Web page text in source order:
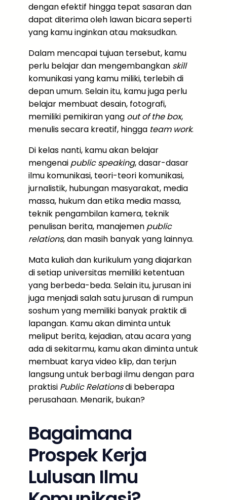
dengan efektif hingga tepat sasaran dan
dapat diterima oleh lawan bicara seperti
yang kamu inginkan atau maksudkan.
Dalam mencapai tujuan tersebut, kamu
perlu belajar dan mengembangkan skill
komunikasi yang kamu miliki, terlebih di
depan umum. Selain itu, kamu juga perlu
belajar membuat desain, fotografi,
memiliki pemikiran yang out of the box,
menulis secara kreatif, hingga team work.
Di kelas nanti, kamu akan belajar
mengenai public speaking, dasar-dasar
ilmu komunikasi, teori-teori komunikasi,
jurnalistik, hubungan masyarakat, media
massa, hukum dan etika media massa,
teknik pengambilan kamera, teknik
penulisan berita, manajemen public
relations, dan masih banyak yang lainnya.
Mata kuliah dan kurikulum yang diajarkan
di setiap universitas memiliki ketentuan
yang berbeda-beda. Selain itu, jurusan ini
juga menjadi salah satu jurusan di rumpun
soshum yang memiliki banyak praktik di
lapangan. Kamu akan diminta untuk
meliput berita, kejadian, atau acara yang
ada di sekitarmu, kamu akan diminta untuk
membuat karya video klip, dan terjun
langsung untuk berbagi ilmu dengan para
praktisi Public Relationsdi beberapa
perusahaan. Menarik, bukan?
Bagaimana
Prospek Kerja
Lulusan Ilmu